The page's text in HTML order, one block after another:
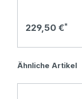
Regulärer
229,50 €
Produktgalerie
Ähnliche Artikel